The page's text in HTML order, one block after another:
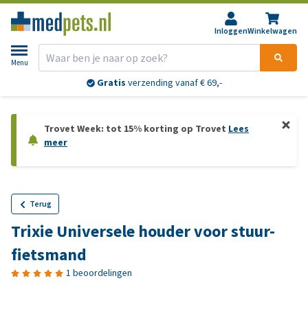
InloggenWinkelwagen
Menu
Gratis verzending vanaf € 69,-
Trovet Week: tot 15% korting op Trovet Lees
meer
Terug
Trixie Universele houder voor stuur-
fietsmand
1 beoordelingen